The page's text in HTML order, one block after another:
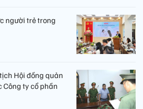
người trẻ trong
Hội đồng quản
Công ty cổ phần